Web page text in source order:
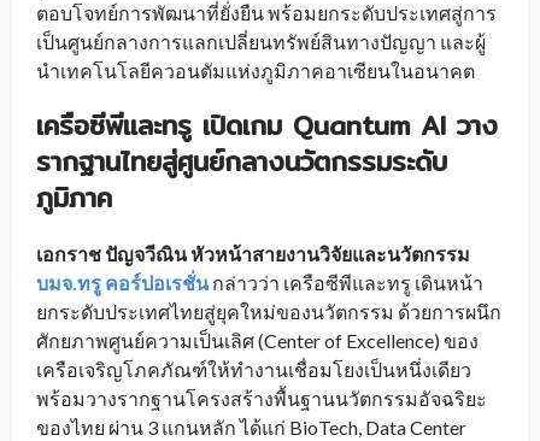
ตอบโจทย์การพัฒนาที่ยั่งยืน พร้อมยกระดับประเทศสู่การ
เป็นศูนย์กลางการแลกเปลี่ยนทรัพย์สินทางปัญญา และผู้
นำเทคโนโลยีควอนตัมแห่งภูมิภาคอาเซียนในอนาคต
เครือซีพีและทรู เปิดเกม Quantum AI วาง
รากฐานไทยสู่ศูนย์กลางนวัตกรรมระดับ
ภูมิภาค
เอกราช ปัญจวีณิน หัวหน้าสายงานวิจัยและนวัตกรรม
บมจ.ทรู คอร์ปอเรชั่นกล่าวว่า เครือซีพีและทรู เดินหน้า
ยกระดับประเทศไทยสู่ยุคใหม่ของนวัตกรรม ด้วยการผนึก
ศักยภาพศูนย์ความเป็นเลิศ (Center of Excellence) ของ
เครือเจริญโภคภัณฑ์ให้ทำงานเชื่อมโยงเป็นหนึ่งเดียว
พร้อมวางรากฐานโครงสร้างพื้นฐานนวัตกรรมอัจฉริยะ
ของไทย ผ่าน 3 แกนหลัก ได้แก่ BioTech, Data Center